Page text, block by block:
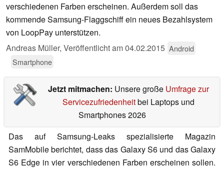
verschiedenen Farben erscheinen. Außerdem soll das
kommende Samsung-Flaggschiff ein neues Bezahlsystem
von LoopPay unterstützen.
Andreas Müller, Veröffentlicht am04.02.2015 Android
Smartphone
Jetzt mitmachen: Unsere große Umfrage zur
Servicezufriedenheitbei Laptops und
Smartphones 2026
Das auf Samsung-Leaks spezialisierte Magazin
SamMobile berichtet, dass das Galaxy S6 und das Galaxy
S6 Edge in vier verschiedenen Farben erscheinen sollen.